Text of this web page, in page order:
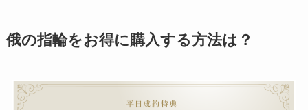
俄の指輪をお得に購入する方法は？